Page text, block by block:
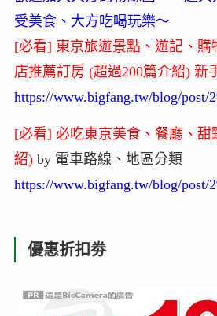
受美食、大方吃喝玩樂～
[必看] 東京旅遊景點、遊記、購
店推薦訂房 (超過200篇介紹) 新
https://www.bigfang.tw/blog/post/
[必看] 必吃東京美食、餐廳、甜
紹)by 電車路線、地區分類
https://www.bigfang.tw/blog/post/
優惠折扣劵